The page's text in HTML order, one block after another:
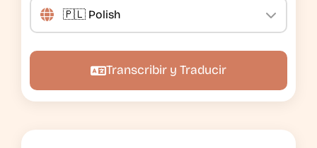
Transcribir y Traducir